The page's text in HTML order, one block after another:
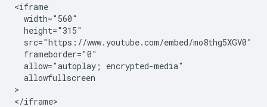
<iframe
  width="560"
  height="315"
  src="https://www.youtube.com/embed/mo8thg5XGV0"
  frameborder="0"
  allow="autoplay; encrypted-media"
  allowfullscreen
>